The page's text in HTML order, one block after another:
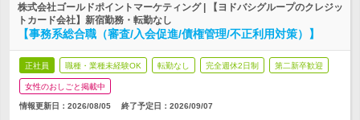
株式会社ゴールドポイントマーケティング | 【ヨドバシグループのクレジッ
トカード会社】新宿勤務・転勤なし
【事務系総合職（審査/入会促進/債権管理/不正利用対策）】
正社員 職種・業種未経験OK 転勤なし 完全週休2日制 第二新卒歓迎
女性のおしごと掲載中
情報更新日：2026/08/05 終了予定日： 2026/09/07